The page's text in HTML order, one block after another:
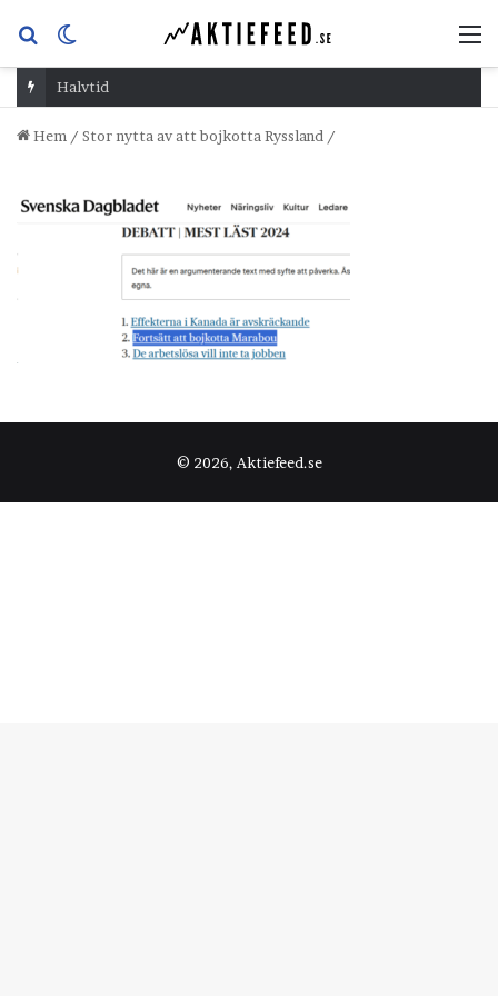
Sök
efterskin
Halvtid
Hem / Stor nytta av att bojkotta Ryssland /
© 2026, Aktiefeed.se